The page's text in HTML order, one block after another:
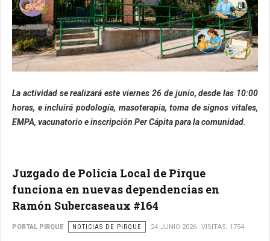
La actividad se realizará este viernes 26 de junio, desde las 10:00
horas, e incluirá podología, masoterapia, toma de signos vitales,
EMPA, vacunatorio e inscripción Per Cápita para la comunidad.
Juzgado de Policía Local de Pirque
funciona en nuevas dependencias en
Ramón Subercaseaux #164
PORTAL PIRQUE NOTICIAS DE PIRQUE 24 JUNIO 2026 VISITAS: 1754